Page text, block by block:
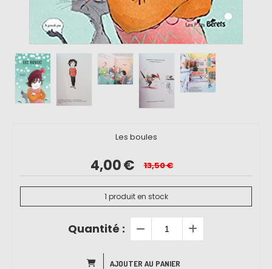
Les boules
4,00€ 13,50€
1 produit en stock
Quantité :
AJOUTER AU PANIER